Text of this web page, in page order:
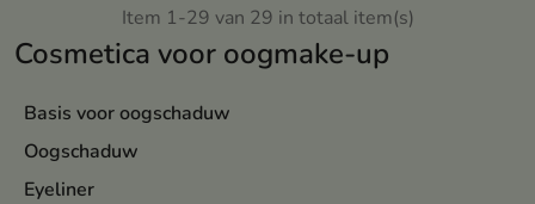
Cosmetica voor oogmake-up
Basis voor oogschaduw
Oogschaduw
Eyeliner
Item 1-29 van 29 in totaal item(s)